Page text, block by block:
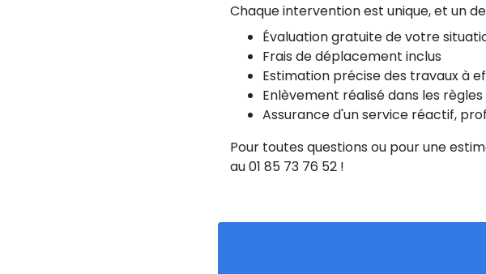
Chaque intervention est unique, et un
Évaluation gratuite de votre
Frais de déplacement inclus
Estimation précise des travaux à
Enlèvement réalisé dans les
Assurance d'un service réactif,
Pour toutes questions ou pour une
au 01 85 73 76 52 !